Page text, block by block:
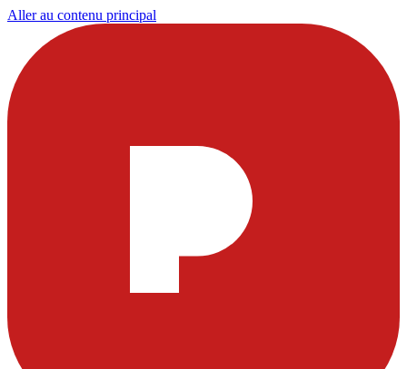
Aller au contenu principal